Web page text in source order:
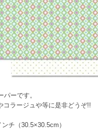
ーです。
コラージュや等に是非どうぞ!!
チ（30.5×30.5cm）